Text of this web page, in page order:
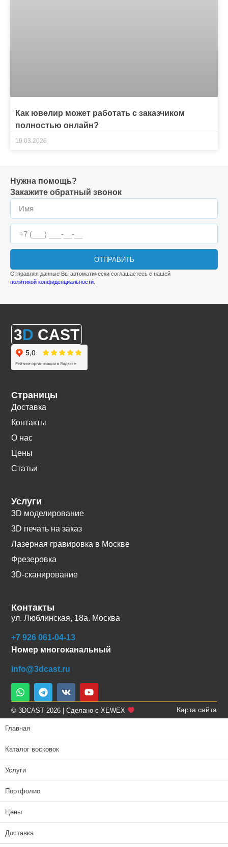
Как ювелир может работать с заказчиком
полностью онлайн?
19.03.2026
Нужна помощь?
Закажите обратный звонок
ОТПРАВИТЬ
Отправляя данные Вы автоматически соглашаетесь с нашей
политикой конфиденциальности
3D CAST
Страницы
Доставка
Контакты
О нас
Цены
Статьи
Услуги
3D моделирование
3D печать на заказ
Лазерная гравировка в Москве
Фрезеровка
3D-сканирование
Контакты
ул. Люблинская, 18а. Москва
+7 926 061-04-13
Номер многоканальный
info@3dcast.ru
© 3DCAST 2026 | Сделано с XEWEX Карта сайта
Главная
Каталог восковок
Услуги
Портфолио
Цены
Доставка